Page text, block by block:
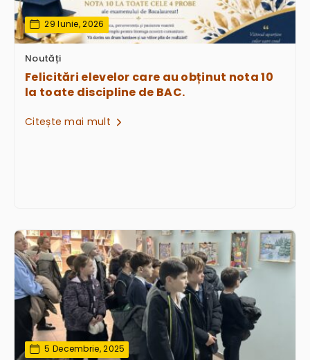
29 Iunie, 2026
Noutăți
Felicitări elevelor care au obținut nota 10
la toate discipline de BAC.
Citește mai mult
5 Decembrie, 2025